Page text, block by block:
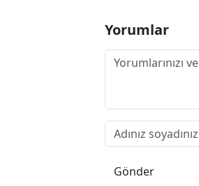
Yorumlar
Gönder